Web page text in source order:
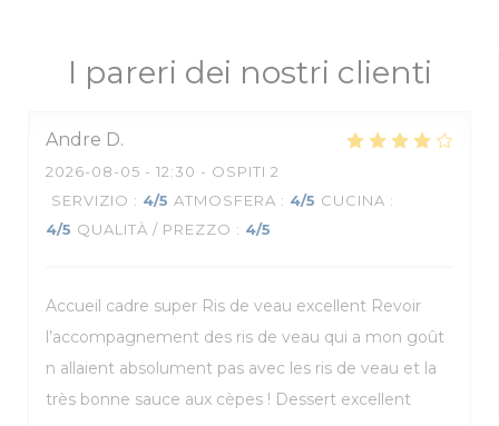
I pareri dei nostri clienti
Andre D
2026-08-05 - 12:30 - OSPITI 2
SERVIZIO : 4/5 ATMOSFERA : 4/5 CUCINA :
4/5 QUALITÀ / PREZZO : 4/5
Accueil cadre super Ris de veau excellent Revoir
l’accompagnement des ris de veau qui a mon goût
n allaient absolument pas avec les ris de veau et la
très bonne sauce aux cèpes ! Dessert excellent